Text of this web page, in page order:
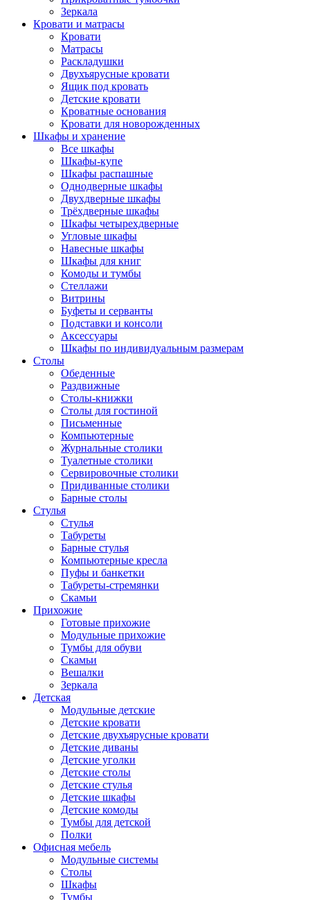
Зеркала
Кровати и матрасы
Кровати
Матрасы
Раскладушки
Двухъярусные кровати
Ящик под кровать
Детские кровати
Кроватные основания
Кровати для новорожденных
Шкафы и хранение
Все шкафы
Шкафы-купе
Шкафы распашные
Однодверные шкафы
Двухдверные шкафы
Трёхдверные шкафы
Шкафы четырехдверные
Угловые шкафы
Навесные шкафы
Шкафы для книг
Комоды и тумбы
Стеллажи
Витрины
Буфеты и серванты
Подставки и консоли
Аксессуары
Шкафы по индивидуальным размерам
Столы
Обеденные
Раздвижные
Столы-книжки
Столы для гостиной
Письменные
Компьютерные
Журнальные столики
Туалетные столики
Сервировочные столики
Придиванные столики
Барные столы
Стулья
Стулья
Табуреты
Барные стулья
Компьютерные кресла
Пуфы и банкетки
Табуреты-стремянки
Скамьи
Прихожие
Готовые прихожие
Модульные прихожие
Тумбы для обуви
Скамьи
Вешалки
Зеркала
Детская
Модульные детские
Детские кровати
Детские двухъярусные кровати
Детские диваны
Детские уголки
Детские столы
Детские стулья
Детские шкафы
Детские комоды
Тумбы для детской
Полки
Офисная мебель
Модульные системы
Столы
Шкафы
Тумбы